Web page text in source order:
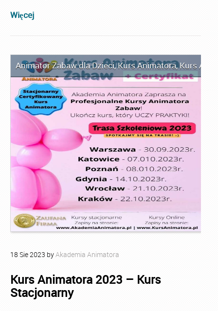
Więcej
Animator Zabaw dla Dzieci,Kurs Animatora,Kurs
18 Sie2023 byAkademia Animatora
Kurs Animatora 2023 – Kurs
Stacjonarny